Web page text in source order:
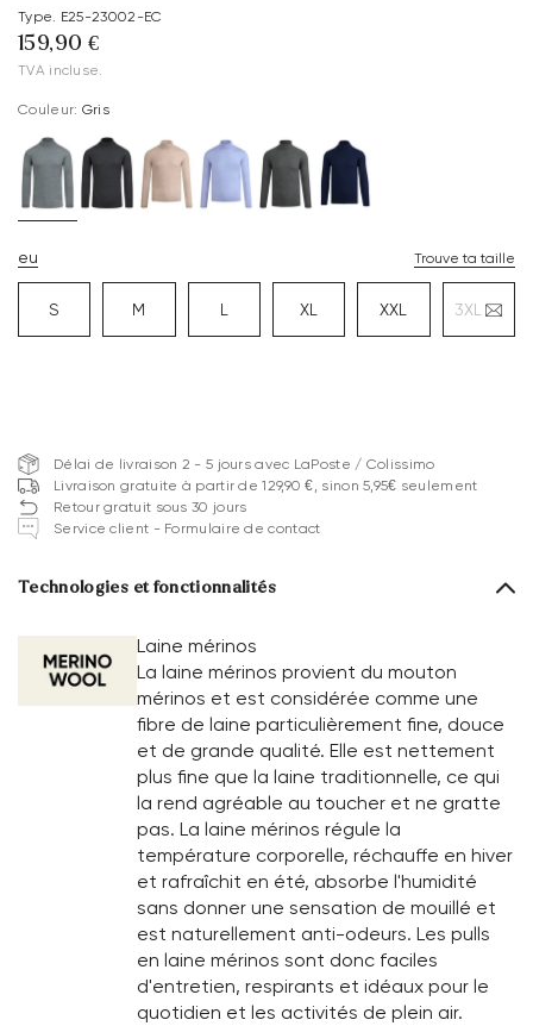
Type. E25-23002-EC
159,90 €
TVA incluse.
Couleur: Gris
eu Trouve ta taille
S M L XL XXL 3XL
Délai de livraison 2 - 5 jours avec LaPoste / Colissimo
Livraison gratuite à partir de 129,90 €, sinon 5,95€ seulement
Retour gratuit sous 30 jours
Service client - Formulaire de contact
Technologies et fonctionnalités
Laine mérinos
La laine mérinos provient du mouton
mérinos et est considérée comme une
fibre de laine particulièrement fine, douce
et de grande qualité. Elle est nettement
plus fine que la laine traditionnelle, ce qui
la rend agréable au toucher et ne gratte
pas. La laine mérinos régule la
température corporelle, réchauffe en hiver
et rafraîchit en été, absorbe l'humidité
sans donner une sensation de mouillé et
est naturellement anti-odeurs. Les pulls
en laine mérinos sont donc faciles
d'entretien, respirants et idéaux pour le
quotidien et les activités de plein air.